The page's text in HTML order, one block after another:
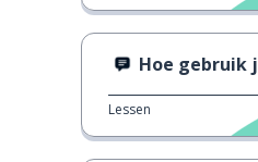
Hoe gebruik
Lessen